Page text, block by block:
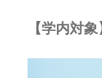
【学内対